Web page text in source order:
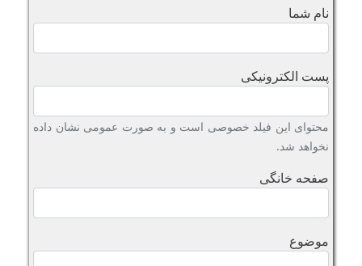
نام شما
پست الکترونیکی
محتوای این فیلد خصوصی است و به صورت عمومی نشان داده
نخواهد شد.
صفحه خانگی
موضوع